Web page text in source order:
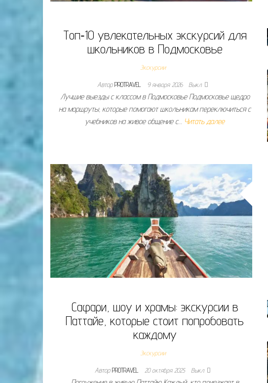
Топ‑10 увлекательных экскурсий для
школьников в Подмосковье
Экскурсии
АвторPROTRAVEL 9 января 2026 Выкл.
Лучшие выезды с классом в Подмосковье Подмосковье щедро
на маршруты, которые помогают школьникам переключиться с
учебников на живое общение с… Читать далее
Сафари, шоу и храмы: экскурсии в
Паттайе, которые стоит попробовать
каждому
Экскурсии
АвторPROTRAVEL 20 октября 2025 Выкл.